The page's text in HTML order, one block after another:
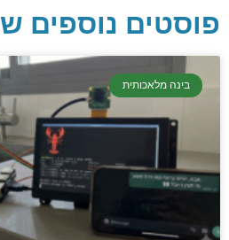
יסודות
קריפטוגרפיה, ביצועים,
יסודי וחשוב שגם מתכנתים
יודעים.
פוסטים נוספים
בינה מלאכותית